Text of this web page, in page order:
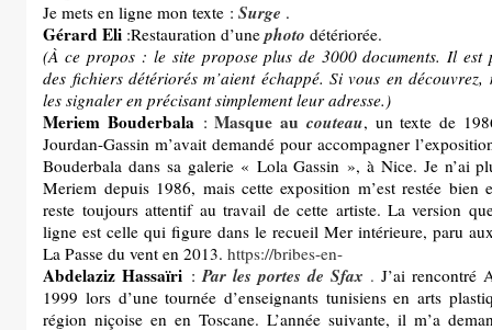
Je mets en ligne mon texte : Surge .
Gérard Eli :Restauration d’une photo détériorée.
(À ce propos : le site propose plus de 3000 documents. Il est
des fichiers détériorés m’aient échappé. Si vous en découvrez,
les signaler en précisant simplement leur adresse.)
Meriem Bouderbala :Masque au couteau, un texte de
Jourdan-Gassin m’avait demandé pour accompagner
Bouderbala dans sa galerie « Lola Gassin », à Nice. Je n’ai
Meriem depuis 1986, mais cette exposition m’est restée bien
reste toujours attentif au travail de cette artiste. La version
ligne est celle qui figure dans le recueil Mer intérieure, paru
La Passe du vent en 2013.https://bribes-en-
Abdelaziz Hassaïri : Par les portes de Sfax . J’ai rencontré
1999 lors d’une tournée d’enseignants tunisiens en arts
région niçoise en en Toscane. L’année suivante, il m’a